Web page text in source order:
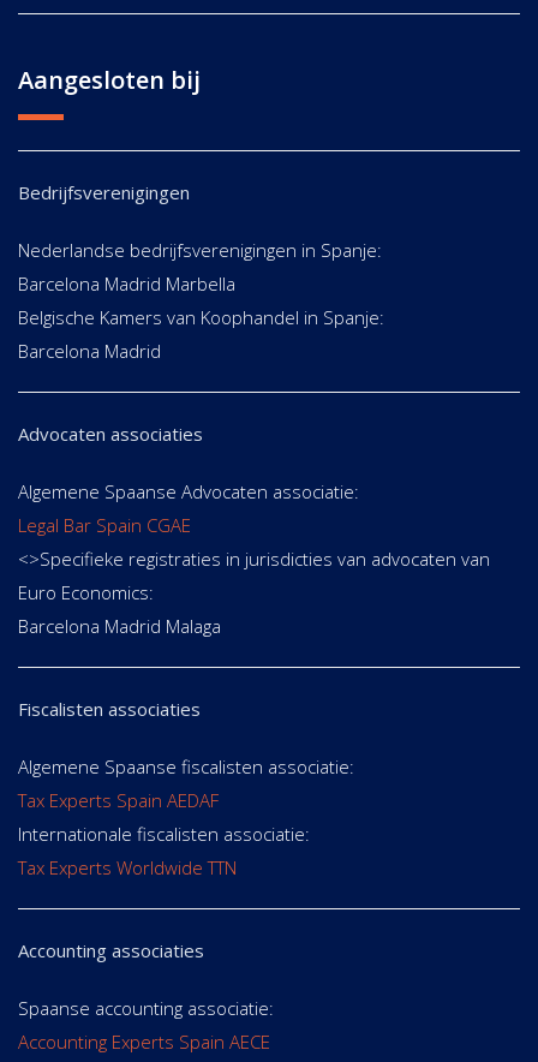
Aangesloten bij
Bedrijfsverenigingen
Nederlandse bedrijfsverenigingen in Spanje:
Barcelona Madrid Marbella
Belgische Kamers van Koophandel in Spanje:
Barcelona Madrid
Advocaten associaties
Algemene Spaanse Advocaten associatie:
Legal Bar Spain CGAE
<>Specifieke registraties in jurisdicties van advocaten van
Euro Economics:
Barcelona Madrid Malaga
Fiscalisten associaties
Algemene Spaanse fiscalisten associatie:
Tax Experts Spain AEDAF
Internationale fiscalisten associatie:
Tax Experts Worldwide TTN
Accounting associaties
Spaanse accounting associatie:
Accounting Experts Spain AECE